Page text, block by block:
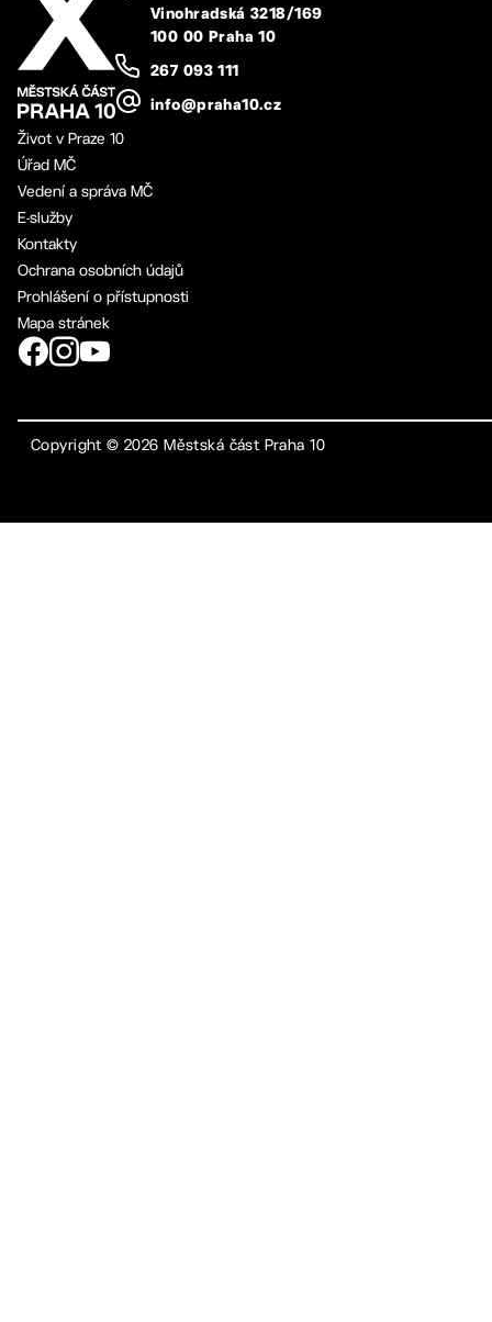
Vinohradská 3218/169
100 00 Praha 10
267 093 111
info@praha10.cz
Život v Praze 10
Úřad MČ
Vedení a správa MČ
E-služby
Kontakty
Ochrana osobních údajů
Prohlášení o přístupnosti
Mapa stránek
Copyright ©2026 Městská část Praha 10